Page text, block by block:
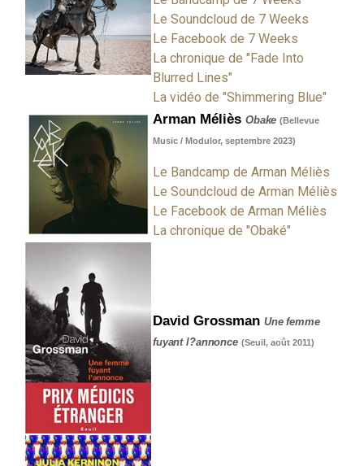
Le Soundcloud de 7 Weeks
Le Facebook de 7 Weeks
La chronique de "Fade Into
Blurred Lines"
La vidéo de "Shimmering Blue"
Arman Méliès Obake(Bellevue
Music / Modulor, septembre 2023)
Le Bandcamp de Arman Méliès
Le Soundcloud de Arman Méliès
Le Facebook de Arman Méliès
La chronique de "Obaké"
David Grossman Une femme
fuyant l?annonce (Seuil, août 2011)